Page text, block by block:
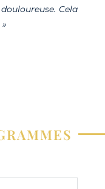
Cela